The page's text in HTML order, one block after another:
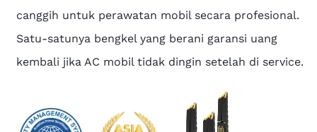
canggih untuk perawatan mobil secara profesional.
Satu-satunya bengkel yang berani garansi uang
kembali jika AC mobil tidak dingin setelah di service.